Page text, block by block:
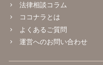
法律相談コラム
ココナラとは
よくあるご質問
運営へのお問い合わせ